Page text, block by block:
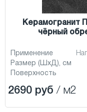
Керамогранит
чёрный
Применение
Размер (ШхД), см
Поверхность
2690 руб / м2